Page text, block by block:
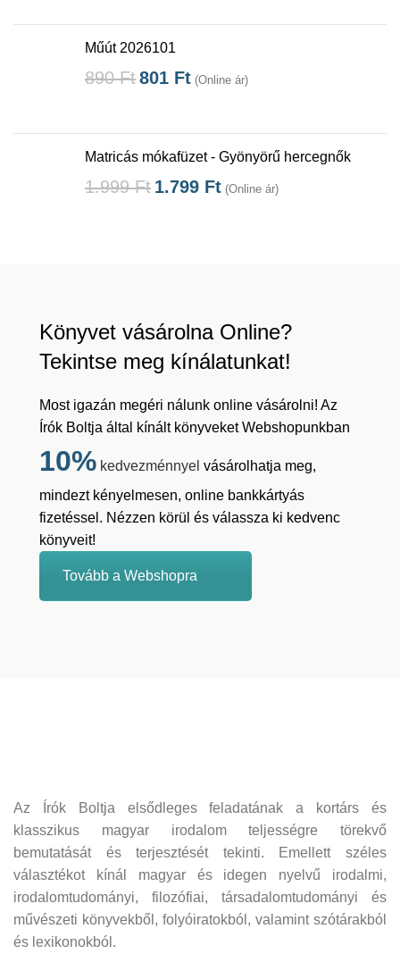
Műút 2026101
890Ft801 Ft (Online ár)
Matricás mókafüzet - Gyönyörű hercegnők
1.999Ft 1.799 Ft (Online ár)
Könyvet vásárolna Online?
Tekintse meg kínálatunkat!
Most igazán megéri nálunk online vásárolni! Az
Írók Boltja által kínált könyveket Webshopunkban
10% kedvezménnyel vásárolhatja meg,
mindezt kényelmesen, online bankkártyás
fizetéssel. Nézzen körül és válassza ki kedvenc
könyveit!
Tovább a Webshopra
Az Írók Boltja elsődleges feladatának a kortárs és
klasszikus magyar irodalom teljességre törekvő
bemutatását és terjesztését tekinti. Emellett széles
választékot kínál magyar és idegen nyelvű irodalmi,
irodalomtudományi, filozófiai, társadalomtudományi és
művészeti könyvekből, folyóiratokból, valamint szótárakból
és lexikonokból.